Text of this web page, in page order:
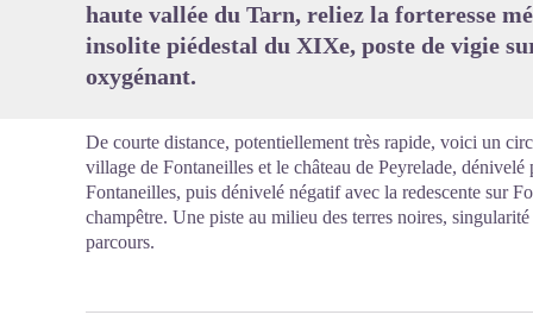
haute vallée du Tarn, reliez la forteresse
insolite piédestal du XIXe, poste de vigie
oxygénant.
De courte distance, potentiellement très rapide, voici un
village de Fontaneilles et le château de Peyrelade, dénivelé
Fontaneilles, puis dénivelé négatif avec la redescente sur
champêtre. Une piste au milieu des terres noires,
parcours.